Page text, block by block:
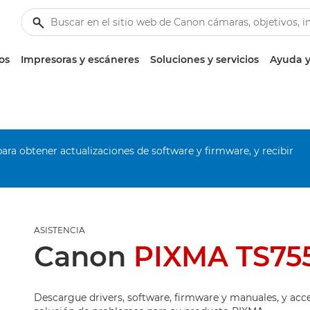
Impresoras y escáneres Soluciones y servicios Ayuda
obtener actualizaciones de software y firmware, y recibir
ASISTENCIA
Canon PIXMA
Descargue drivers, software, firmware y manuales, y